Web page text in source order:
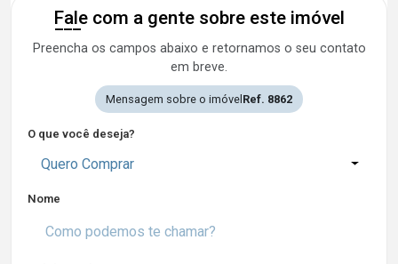
Fale com a gente sobre este imóvel
Preencha os campos abaixo e retornamos o seu contato
em breve.
Mensagem sobre o imóvelRef. 8862
O que você deseja?
Quero Comprar
Nome